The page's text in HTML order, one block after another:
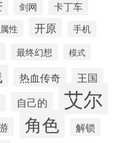
剑网 卡丁车
属性 开原 手机
最终幻想 模式
热血传奇 王国
自己的 艾尔
角色 解锁